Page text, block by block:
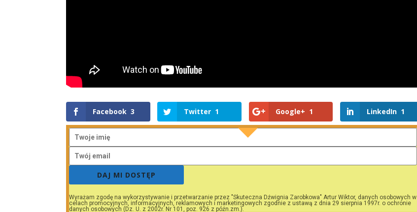
Facebook 3 Twitter 1 Google+ 1 LinkedIn 1
DAJ MI DOSTĘP
Wyrażam zgodę na wykorzystywanie i przetwarzanie przez "Skuteczna Dźwignia Zarobkowa" Artur Wiktor, danych osobowych w
celach promocyjnych, informacyjnych, reklamowych i marketingowych zgodnie z ustawą z dnia 29 sierpnia 1997r. o ochronie
danych osobowych (Dz. U. z 2002r. Nr 101, poz. 926 z późn.zm.).